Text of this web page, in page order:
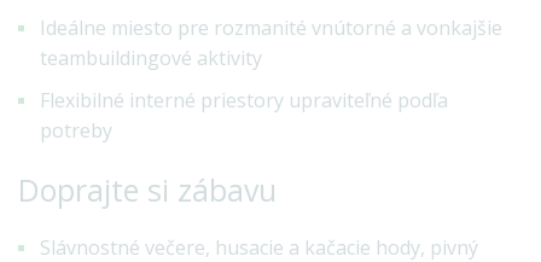
Ideálne miesto pre rozmanité vnútorné a vonkajšie
teambuildingové aktivity
Flexibilné interné priestory upraviteľné podľa
potreby
Doprajte si zábavu
Slávnostné večere, husacie a kačacie hody, pivný